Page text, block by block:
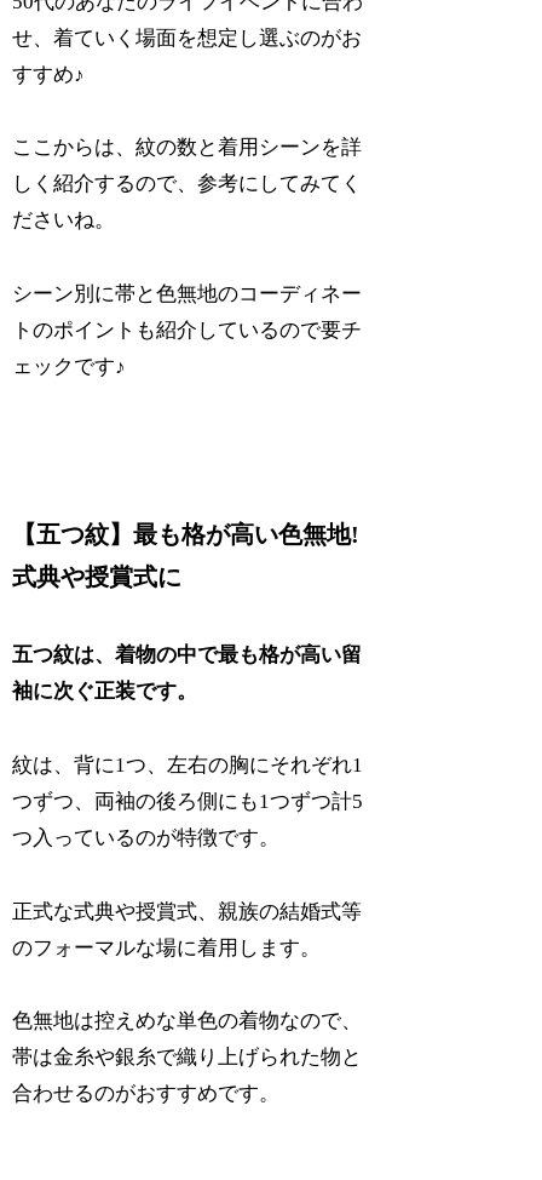
せ、着ていく場面を想定し選ぶのがお
すすめ♪
ここからは、紋の数と着用シーンを詳
しく紹介するので、参考にしてみてく
ださいね。
シーン別に帯と色無地のコーディネー
トのポイントも紹介しているので要チ
ェックです♪
【五つ紋】最も格が高い色無地!
式典や授賞式に
五つ紋は、着物の中で最も格が高い留
袖に次ぐ正装です。
紋は、背に1つ、左右の胸にそれぞれ1
つずつ、両袖の後ろ側にも1つずつ計5
つ入っているのが特徴です。
正式な式典や授賞式、親族の結婚式等
のフォーマルな場に着用します。
色無地は控えめな単色の着物なので、
帯は金糸や銀糸で織り上げられた物と
合わせるのがおすすめです。